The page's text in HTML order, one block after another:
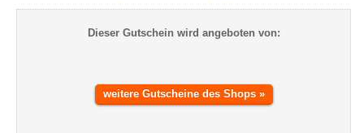
Dieser Gutschein wird angeboten von:
weitere Gutscheine des Shops »